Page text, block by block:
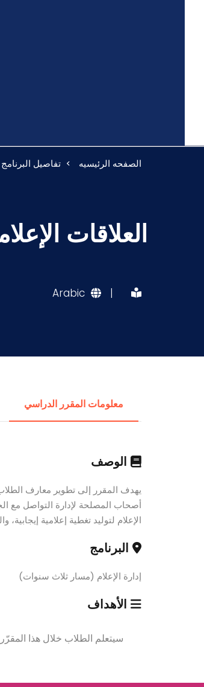
الصفحه الرئيسيه تفاصيل البرنامج
العلاقات
|
Arabic
معلومات المقرر الدراسي
الوصف
يهدف المقرر إلى تطوير معارف
أصحاب المصلحة لإدارة التواصل مع
الإعلام لتوليد تغطية إعلامية
البرنامج
إدارة الإعلام (مسار ثلاث سنوات)
الأهداف
سيتعلم الطلاب خلال هذا